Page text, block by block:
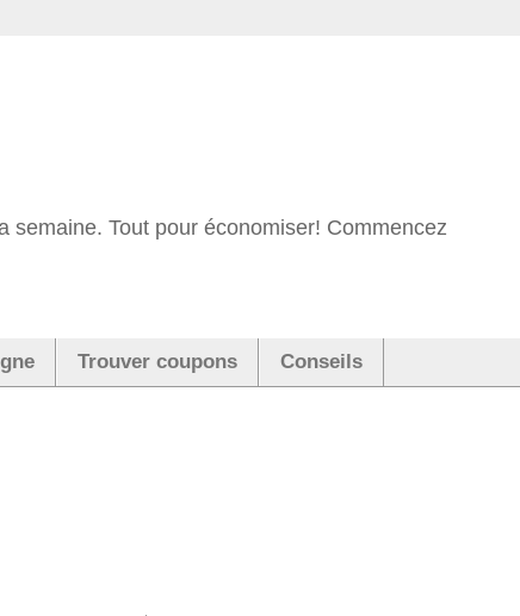
Tout pour économiser! Commencez
Trouver coupons Conseils